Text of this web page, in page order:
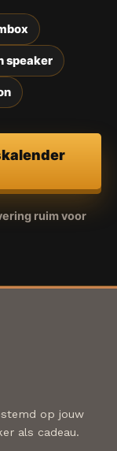
speaker
ruim voor
op jouw
als cadeau.